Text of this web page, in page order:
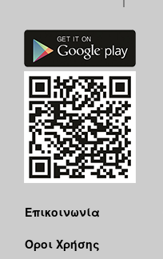
Επικοινωνία
Όροι Χρήσης